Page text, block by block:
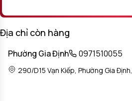
Địa chỉ còn hàng
Phường Gia Định 0971510055
290/D15 Vạn Kiếp, Phường Gia